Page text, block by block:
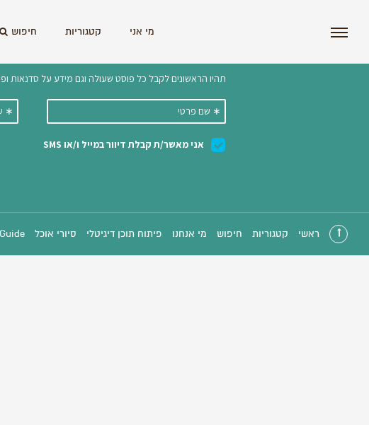
מי אני קטגוריות חיפוש
הצטרפו לניוזלטר שלנו
ראשי קטגוריות חיפוש מי אנחנו פיתוח תוכן דיגיטלי סיורי אוכל